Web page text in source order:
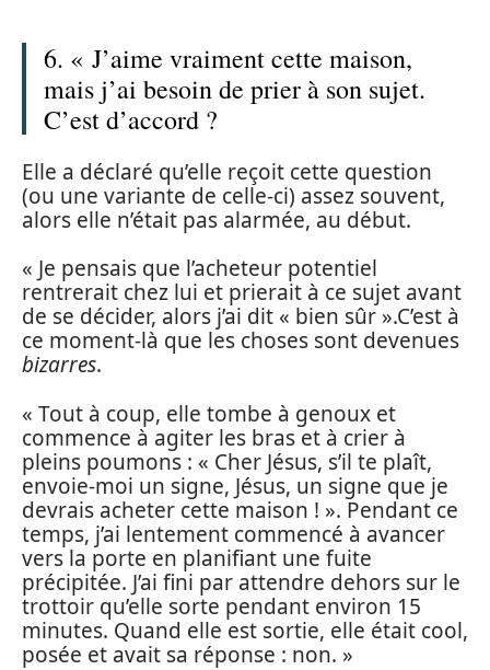
6. « J’aime vraiment cette maison,
mais j’ai besoin de prier à son sujet.
C’est d’accord ?
Elle a déclaré qu’elle reçoit cette question
(ou une variante de celle-ci) assez souvent,
alors elle n’était pas alarmée, au début.
« Je pensais que l’acheteur potentiel
rentrerait chez lui et prierait à ce sujet avant
de se décider, alors j’ai dit « bien sûr ».C’est à
ce moment-là que les choses sont devenues
bizarres.
« Tout à coup, elle tombe à genoux et
commence à agiter les bras et à crier à
pleins poumons : « Cher Jésus, s’il te plaît,
envoie-moi un signe, Jésus, un signe que je
devrais acheter cette maison ! ». Pendant ce
temps, j’ai lentement commencé à avancer
vers la porte en planifiant une fuite
précipitée. J’ai fini par attendre dehors sur le
trottoir qu’elle sorte pendant environ 15
minutes. Quand elle est sortie, elle était cool,
posée et avait sa réponse : non. »